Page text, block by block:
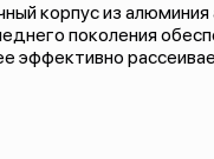
корпус из
поколения
эффективно